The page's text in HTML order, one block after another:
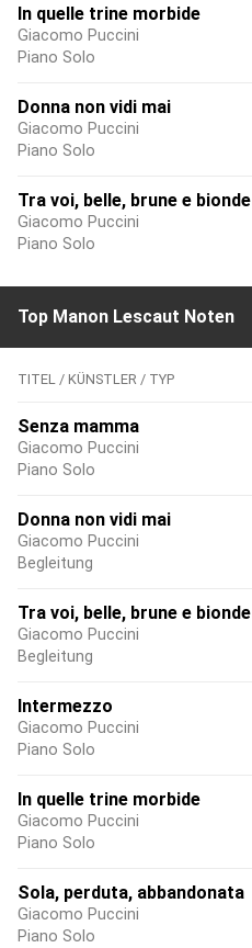
In quelle trine morbide
Giacomo Puccini
Piano Solo
Donna non vidi mai
Giacomo Puccini
Piano Solo
Tra voi, belle, brune e bionde
Giacomo Puccini
Piano Solo
Top Manon Lescaut Noten
TITEL / KÜNSTLER / TYP
Senza mamma
Giacomo Puccini
Piano Solo
Donna non vidi mai
Giacomo Puccini
Begleitung
Tra voi, belle, brune e bionde
Giacomo Puccini
Begleitung
Intermezzo
Giacomo Puccini
Piano Solo
In quelle trine morbide
Giacomo Puccini
Piano Solo
Sola, perduta, abbandonata
Giacomo Puccini
Piano Solo